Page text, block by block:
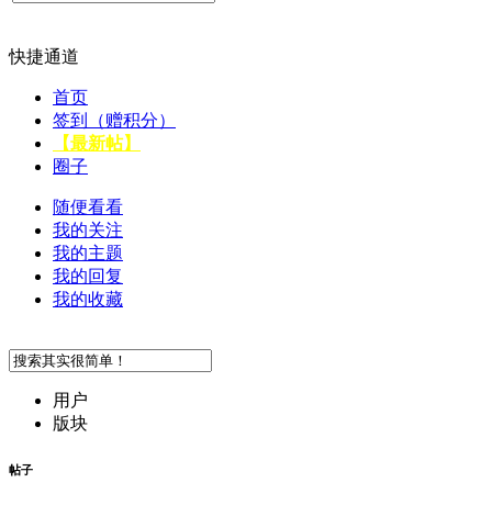
快捷通道
首页
签到（赠积分）
【最新帖】
圈子
随便看看
我的关注
我的主题
我的回复
我的收藏
用户
版块
帖子